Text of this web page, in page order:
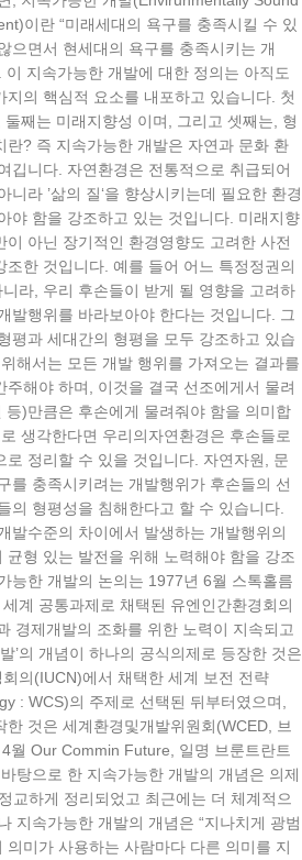
이란 “미래세대의 욕구를 충족시킬 수 있
으면서 현세대의 욕구를 충족시키는 개
이 지속가능한 개발에 대한 정의는 아직도
지의 핵심적 요소를 내포하고 있습니다. 첫
째는 미래지향성 이며, 그리고 셋째는, 형
란? 즉 지속가능한 개발은 자연과 문화 환
깁니다. 자연환경은 전통적으로 취급되어
니라 ’삶의 질‘을 향상시키는데 필요한 환경
야 함을 강조하고 있는 것입니다. 미래지향
이 아닌 장기적인 환경영향도 고려한 사전
조한 것입니다. 예를 들어 어느 특정정권의
라, 우리 후손들이 받게 될 영향을 고려하
발행위를 바라보아야 한다는 것입니다. 그
평과 세대간의 형평을 모두 강조하고 있습
해서는 모든 개발 행위를 가져오는 결과를
주해야 하며, 이것을 결국 선조에게서 물려
)만큼은 후손에게 물려줘야 함을 의미합
생각한다면 우리의자연환경은 후손들로
로 정리할 수 있을 것입니다. 자연자원, 문
를 충족시키려는 개발행위가 후손들의 선
의 형평성을 침해한다고 할 수 있습니다.
발수준의 차이에서 발생하는 개발행위의
균형 있는 발전을 위해 노력해야 함을 강조
능한 개발의 논의는 1977년 6월 스톡홀름
세계 공통과제로 채택된 유엔인간환경회의
경제개발의 조화를 위한 노력이 지속되고
’의 개념이 하나의 공식의제로 등장한 것은
의(IUCN)에서 채택한 세계 보전 전략
: WCS)의 주제로 선택된 뒤부터였으며,
것은 세계환경및개발위원회(WCED, 브
월 Our Commin Future, 일명 브룬트란트
탕으로 한 지속가능한 개발의 개념은 의제
교하게 정리되었고 최근에는 더 체계적으
지속가능한 개발의 개념은 “지나치게 광범
의미가 사용하는 사람마다 다른 의미를 지